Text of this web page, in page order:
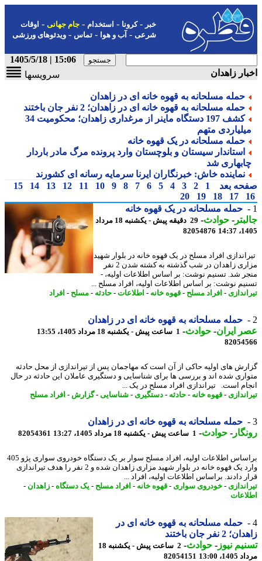
-کرونا-استخدام- جام جهانی-اوقات
شرعی-آب و هوا-تماس-ویدئوهای ورزشی
15:06 | 1405/5/18
زاهدان
سرویسها
حمله مسلحانه به قهوه خانه ای در زاهدان
حمله مسلحانه به قهوه خانه ای در زاهدان؛ 2 نفر جان باختند
کشف 197 دستگاه ماینر از مرغداری زاهدان؛ محکومیت 34
متهم
حمله مسلحانه در یک قهوه خانه
استاندار سیستان و بلوچستان وارد پرونده مرگ مادر باردار
شد
نماینده خاش: خبرنگاران ایرنا سرمایه رسانه ای کشورند
بعد
1
2
3
4
5
6
7
8
9
10
11
12
13
14
15
17
18
19
20
حمله مسلحانه در یک قهوه خانه
-حوادث -
29 دقیقه پیش - یکشنبه 18 مرداد
82054876
افراد مسلح در یک قهوه خانه در بلوار شهید
مزاری زاهدان در شب گذشته به کشته شدن 2 نفر
شد. تسنیم نوشت: بر اساس اطلاعات اولیه، -
نوشت: بر اساس اطلاعات اولیه، افراد مسلح ...
- افراد مسلح-قهوه خانه -اطلاعات-حادثه-مسلح-افراد
حمله مسلحانه به قهوه خانه ای در زاهدان
ایران- حوادث -1 ساعت پیش - یکشنبه 18 مرداد 1405، 13:55
های اولیه حاکی از آن است که مهاجمان پس از تیراندازی از محل حادثه
شده اند و بررسی ها برای شناسایی و دستگیری عاملان این حادثه در حال
است. تیراندازی افراد مسلح در یک ...
- قهوه خانه -حادثه-دستگیری- شناسایی-گزارش -افراد مسلح
حمله مسلحانه به قهوه خانه ای در زاهدان
-حوادث -1 ساعت پیش - یکشنبه 18 مرداد 1405، 13:27 82054361
براساس اطلاعات اولیه، افراد مسلح سوار بر یک دستگاه خودروی سواری پژو 405
وارد یک قهوه خانه در بلوار شهید مزاری زاهدان شده و 2 نفر را هدف تیراندازی
دادند. براساس اطلاعات اولیه، افراد ...
- خودروی سواری- قهوه خانه -افراد مسلح-یک دستگاه-زاهدان-
حمله مسلحانه به قهوه خانه ای در
نفر جان باختند
نیوز-حوادث -
2 ساعت پیش - یکشنبه 18
13:00
82054151